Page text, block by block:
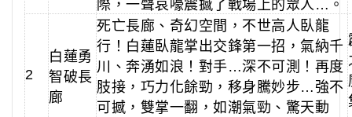
際，一聲哀嚎震撼了戰場上的眾人…。
2
白蓮勇
智破長
廊
死亡長廊、奇幻空間，不世高人臥龍
行！白蓮臥龍掌出交鋒第一招，氣納千
川、奔湧如浪！對手…深不可測！再度
肢接，巧力化餘勁，移身騰妙步…強不
可撼，雙掌一翻，如潮氣勁、驚天動